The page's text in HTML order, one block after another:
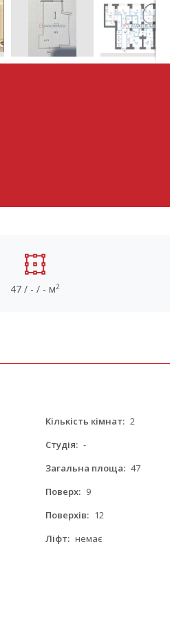
47 / - / - м2
Кількість кімнат: 2
Студія: -
Загальна площа: 47
Поверх: 9
Поверхів: 12
Ліфт: немає